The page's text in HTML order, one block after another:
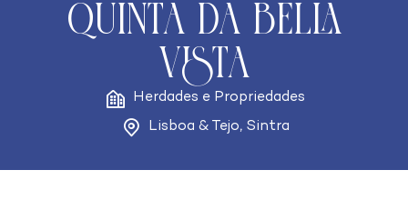
Quinta da Bella
Vista
Herdades e Propriedades
Lisboa & Tejo, Sintra